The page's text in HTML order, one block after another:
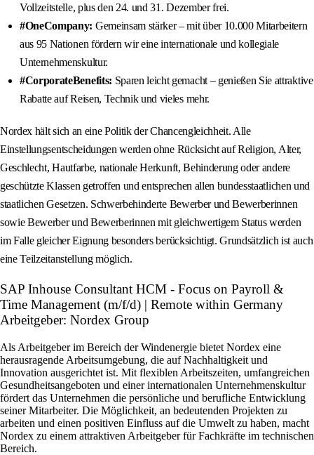
Vollzeitstelle, plus den 24. und 31. Dezember frei.
#OneCompany: Gemeinsam stärker – mit über 10.000 Mitarbeitern
aus 95 Nationen fördern wir eine internationale und kollegiale
Unternehmenskultur.
#CorporateBenefits: Sparen leicht gemacht – genießen Sie attraktive
Rabatte auf Reisen, Technik und vieles mehr.
Nordex hält sich an eine Politik der Chancengleichheit. Alle
Einstellungsentscheidungen werden ohne Rücksicht auf Religion, Alter,
Geschlecht, Hautfarbe, nationale Herkunft, Behinderung oder andere
geschützte Klassen getroffen und entsprechen allen bundesstaatlichen und
staatlichen Gesetzen. Schwerbehinderte Bewerber und Bewerberinnen
sowie Bewerber und Bewerberinnen mit gleichwertigem Status werden
im Falle gleicher Eignung besonders berücksichtigt. Grundsätzlich ist auch
eine Teilzeitanstellung möglich.
SAP Inhouse Consultant HCM - Focus on Payroll &
Time Management (m/f/d) | Remote within Germany
Arbeitgeber: Nordex Group
Als Arbeitgeber im Bereich der Windenergie bietet Nordex eine
herausragende Arbeitsumgebung, die auf Nachhaltigkeit und
Innovation ausgerichtet ist. Mit flexiblen Arbeitszeiten, umfangreichen
Gesundheitsangeboten und einer internationalen Unternehmenskultur
fördert das Unternehmen die persönliche und berufliche Entwicklung
seiner Mitarbeiter. Die Möglichkeit, an bedeutenden Projekten zu
arbeiten und einen positiven Einfluss auf die Umwelt zu haben, macht
Nordex zu einem attraktiven Arbeitgeber für Fachkräfte im technischen
Bereich.